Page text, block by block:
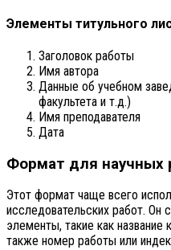
Элементы титульного
Заголовок работы
Имя автора
Данные об учебном
факультета и т.д.)
Имя преподавателя
Дата
Формат для научных
Этот формат чаще всего
исследовательских работ. Он
элементы, такие как
также номер работы или